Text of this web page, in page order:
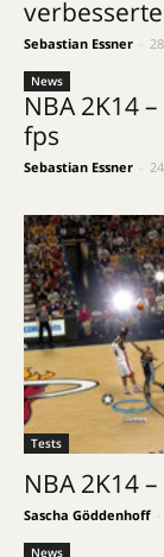
Sebastian Essner
News
NBA 2K14
fps
Sebastian Essner
Tests
NBA 2K14
Sascha Göddenhoff
News